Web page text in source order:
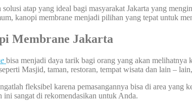
atap yang ideal bagi masyarakat Jakarta yang
kanopi membrane menjadi pilihan yang tepat untuk
Membrane Jakarta
bisa menjadi daya tarik bagi orang yang akan melihatnya
Masjid, taman, restoran, tempat wisata dan lain –
fleksibel karena pemasangannya bisa di area
sangat di rekomendasikan untuk Anda.